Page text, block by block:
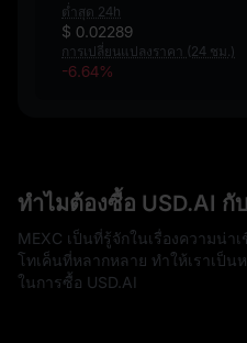
ต่ำสุด 24h
$ 0.02289
การเปลี่ยนแปลงราคา (24 ชม.)
-6.64%
ทำไมต้องซื้อ USD.AI กั
MEXC เป็นที่รู้จักในเรื่องความน่า
โทเค็นที่หลากหลาย ทำให้เราเป็
ในการซื้อ USD.AI